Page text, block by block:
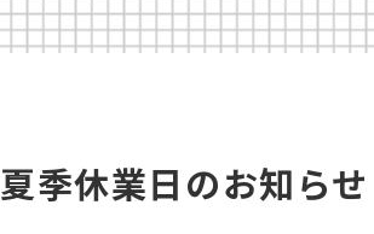
夏季休業日のお知らせ